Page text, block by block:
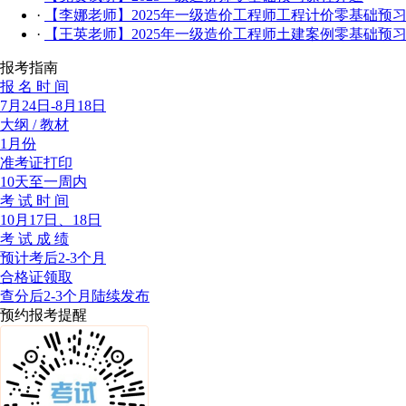
·
【李娜老师】2025年一级造价工程师工程计价零基础预
·
【王英老师】2025年一级造价工程师土建案例零基础预
报考指南
报 名 时 间
7月24日-8月18日
大纲 / 教材
1月份
准考证打印
10天至一周内
考 试 时 间
10月17日、18日
考 试 成 绩
预计考后2-3个月
合格证领取
查分后2-3个月陆续发布
预约报考提醒